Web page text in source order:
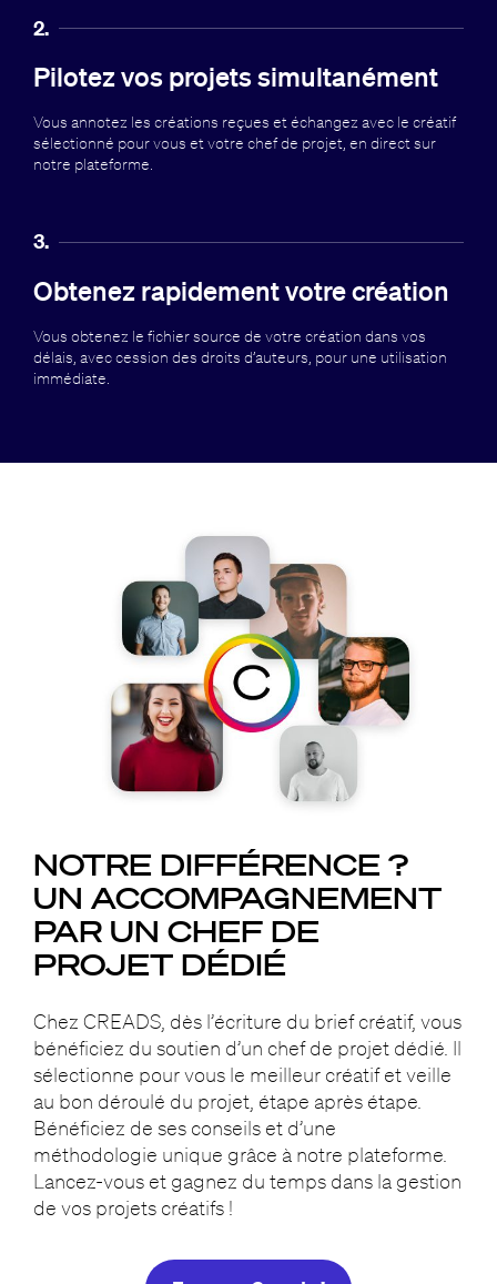
2.
Pilotez vos projets simultanément
Vous annotez les créations reçues et échangez avec le créatif
sélectionné pour vous et votre chef de projet, en direct sur
notre plateforme.
3.
Obtenez rapidement votre création
Vous obtenez le fichier source de votre création dans vos
délais, avec cession des droits d’auteurs, pour une utilisation
immédiate.
NOTRE DIFFÉRENCE ?
UN ACCOMPAGNEMENT
PAR UN CHEF DE
PROJET DÉDIÉ
Chez CREADS, dès l’écriture du brief créatif, vous
bénéficiez du soutien d’un chef de projet dédié. Il
sélectionne pour vous le meilleur créatif et veille
au bon déroulé du projet, étape après étape.
Bénéficiez de ses conseils et d’une
méthodologie unique grâce à notre plateforme.
Lancez-vous et gagnez du temps dans la gestion
de vos projets créatifs !